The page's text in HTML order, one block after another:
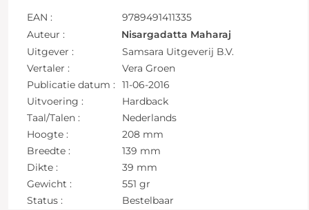
EAN :
9789491411335
Auteur :
Nisargadatta Maharaj
Uitgever :
Samsara Uitgeverij B.V.
Vertaler :
Vera Groen
Publicatie datum :
11-06-2016
Uitvoering :
Hardback
Taal/Talen :
Nederlands
Hoogte :
208 mm
Breedte :
139 mm
Dikte :
39 mm
Gewicht :
551 gr
Status :
Bestelbaar